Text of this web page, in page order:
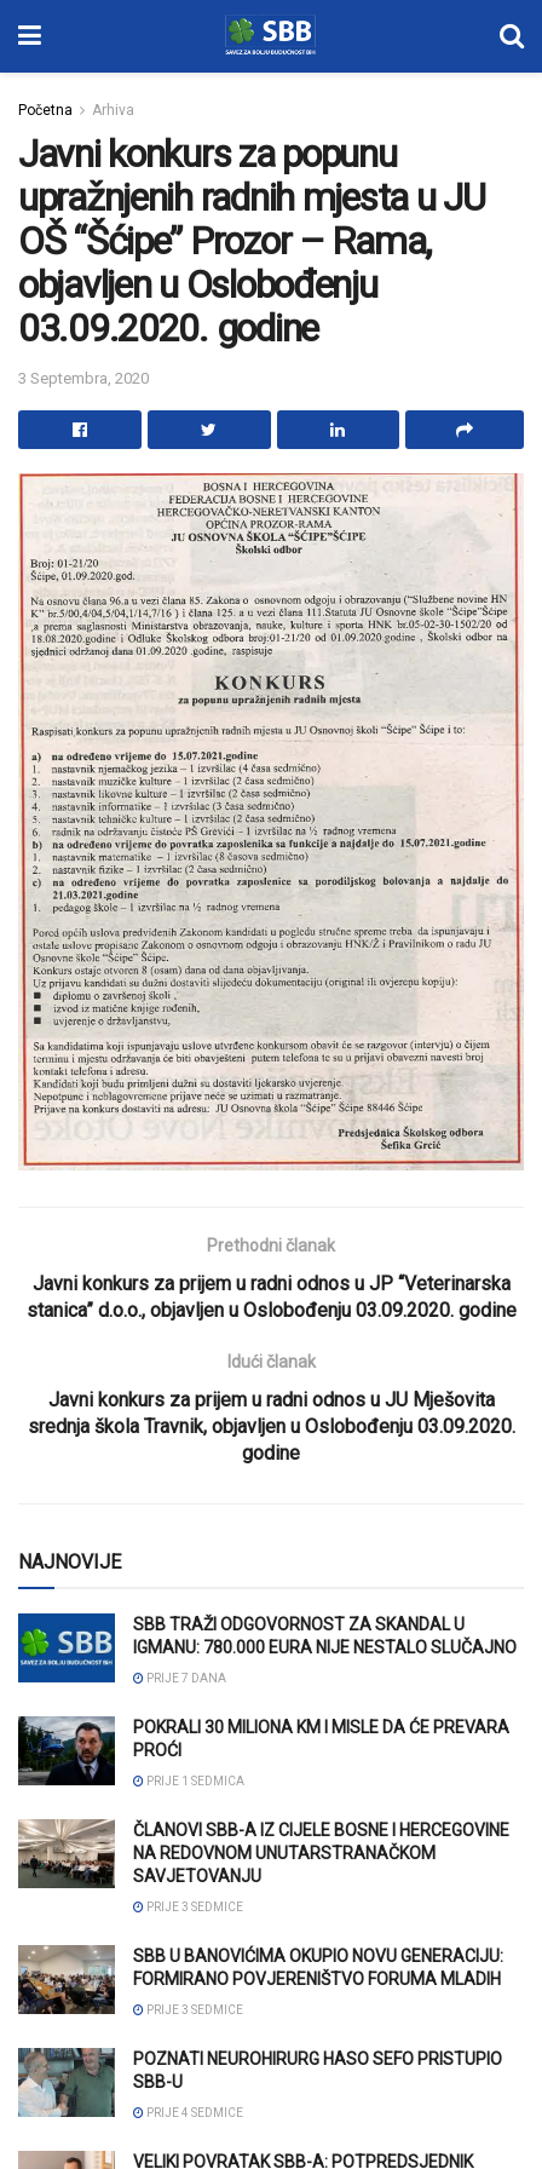
Početna Arhiva
Javni konkurs za popunu
upražnjenih radnih mjesta u JU
OŠ “Šćipe” Prozor – Rama,
objavljen u Oslobođenju
03.09.2020. godine
3 Septembra, 2020
Prethodni članak
Javni konkurs za prijem u radni odnos u JP “Veterinarska
stanica” d.o.o., objavljen u Oslobođenju 03.09.2020. godine
Idući članak
Javni konkurs za prijem u radni odnos u JU Mješovita
srednja škola Travnik, objavljen u Oslobođenju 03.09.2020.
godine
NAJNOVIJE
SBB TRAŽI ODGOVORNOST ZA SKANDAL U
IGMANU: 780.000 EURA NIJE NESTALO SLUČAJNO
PRIJE 7 DANA
POKRALI 30 MILIONA KM I MISLE DA ĆE PREVARA
PROĆI
PRIJE 1 SEDMICA
ČLANOVI SBB-A IZ CIJELE BOSNE I HERCEGOVINE
NA REDOVNOM UNUTARSTRANAČKOM
SAVJETOVANJU
PRIJE 3 SEDMICE
SBB U BANOVIĆIMA OKUPIO NOVU GENERACIJU:
FORMIRANO POVJERENIŠTVO FORUMA MLADIH
PRIJE 3 SEDMICE
POZNATI NEUROHIRURG HASO SEFO PRISTUPIO
SBB-U
PRIJE 4 SEDMICE
VELIKI POVRATAK SBB-A: POTPREDSJEDNIK